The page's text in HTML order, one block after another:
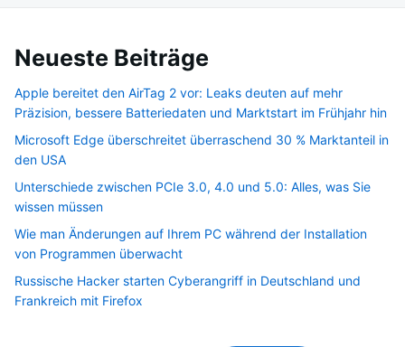
Neueste Beiträge
Apple bereitet den AirTag 2 vor: Leaks deuten auf mehr
Präzision, bessere Batteriedaten und Marktstart im Frühjahr hin
Microsoft Edge überschreitet überraschend 30 % Marktanteil in
den USA
Unterschiede zwischen PCIe 3.0, 4.0 und 5.0: Alles, was Sie
wissen müssen
Wie man Änderungen auf Ihrem PC während der Installation
von Programmen überwacht
Russische Hacker starten Cyberangriff in Deutschland und
Frankreich mit Firefox